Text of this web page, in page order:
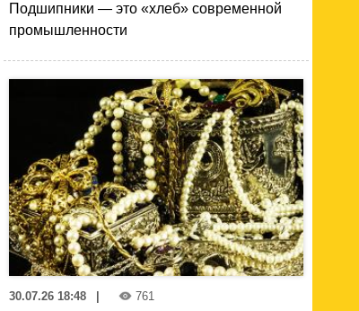
Подшипники — это «хлеб» современной
промышленности
30.07.26 18:48 761